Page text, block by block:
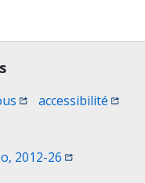
fenêtre)
(Ouvrir une nouvelle
accessibilité
une nouvelle fenêtre)
nouvelle fenêtre)
2012-26 (Ouvrir une